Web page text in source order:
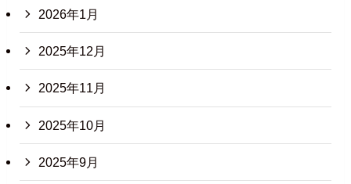
2026年1月
2025年12月
2025年11月
2025年10月
2025年9月